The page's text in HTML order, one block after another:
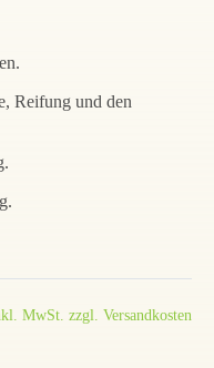
Reifung und den
MwSt. zzgl. Versandkosten